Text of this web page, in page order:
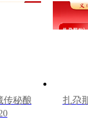
传秘酿
扎尕